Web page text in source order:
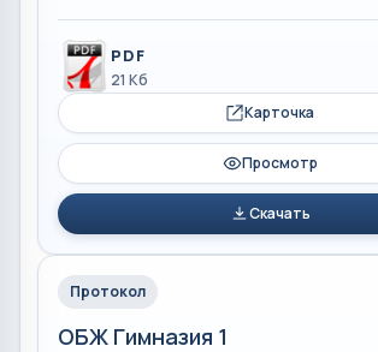
PDF
21 Кб
Карточка
Просмотр
Скачать
Протокол
ОБЖ Гимназия 1